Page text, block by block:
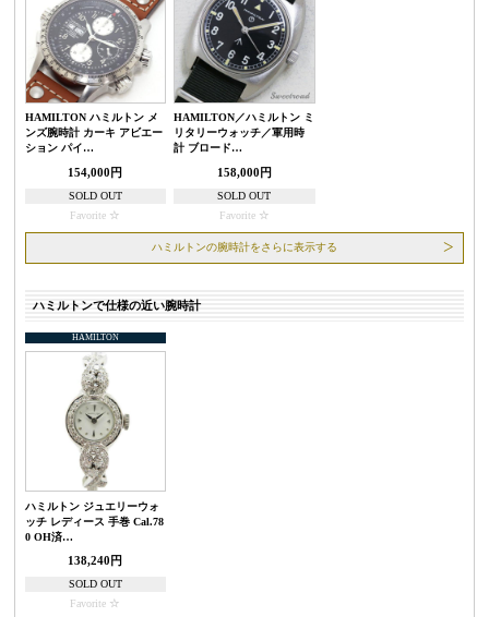
HAMILTON ハミルトン メ
ンズ腕時計 カーキ アビエー
ション パイ…
154,000円
SOLD OUT
Favorite
HAMILTON／ハミルトン ミ
リタリーウォッチ／軍用時
計 ブロード…
158,000円
SOLD OUT
Favorite
ハミルトンの腕時計をさらに表示する
ハミルトンで仕様の近い腕時計
HAMILTON
ハミルトン ジュエリーウォ
ッチ レディース 手巻 Cal.78
0 OH済…
138,240円
SOLD OUT
Favorite